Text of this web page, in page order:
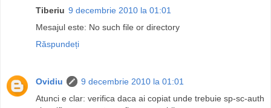
Tiberiu 9 decembrie 2010 la 01:01
Mesajul este: No such file or directory
Răspundeți
Ovidiu
9 decembrie 2010 la 01:01
Atunci e clar: verifica daca ai copiat unde trebuie sp-sc-auth